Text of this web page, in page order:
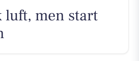
luft, men start